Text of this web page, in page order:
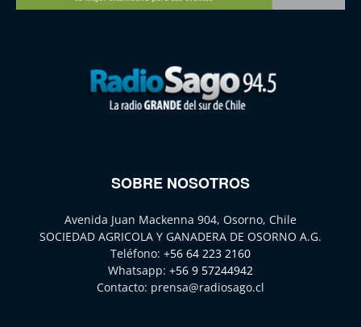
SOBRE NOSOTROS
Avenida Juan Mackenna 904, Osorno, Chile
SOCIEDAD AGRICOLA Y GANADERA DE OSORNO A.G.
Teléfono: +56 64 223 2160
Whatsapp: +56 9 57244942
Contacto: prensa@radiosago.cl